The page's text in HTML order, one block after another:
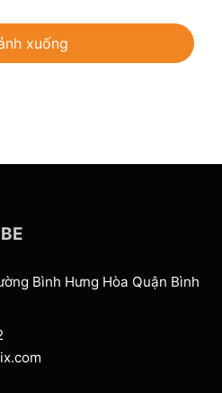
xuống
Bình Hưng Hòa Quận Bình